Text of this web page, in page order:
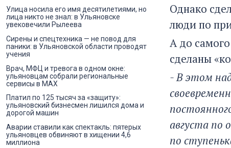
Однако
люди по
А до
сделаны
- В этом
августа по
по
Улица носила его имя десятилетиями, но
лица никто не знал: в Ульяновске
увековечили Рылеева
Сирены и спецтехника — не повод для
паники: в Ульяновской области проводят
учения
Врач, МФЦ и тревога в одном окне:
ульяновцам собрали региональные
сервисы в MAX
Платил по 125 тысяч за «защиту»:
ульяновский бизнесмен лишился дома и
дорогой машин
Аварии ставили как спектакль: пятерых
ульяновцев обвиняют в хищении 4,6
миллиона